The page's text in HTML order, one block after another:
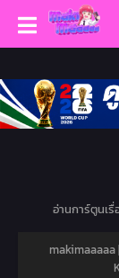
อ่านการ์ตูนเรื่
makimaaaaa